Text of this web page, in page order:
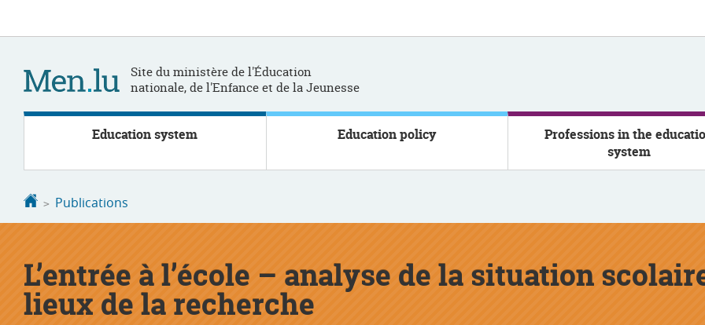
Site du ministère de l'Éducation
nationale, de l'Enfance et de la Jeunesse
Education system Education policy
Professions in the
system
Homepage
Publications
L’entrée à l’école – analyse de la situation
lieux de la recherche